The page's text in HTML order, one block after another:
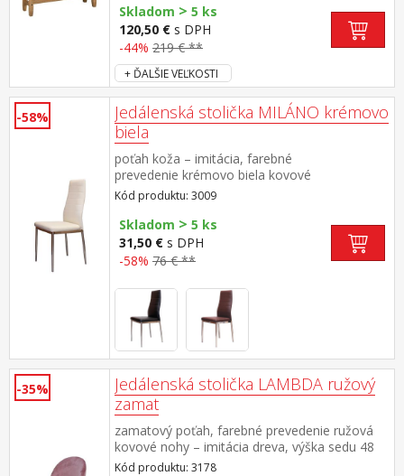
Skladom > 5 ks
120,50 € s DPH
-44% 219 € **
+ ĎALŠIE VEĽKOSTI
-58%
Jedálenská stolička MILÁNO krémovo
biela
poťah koža – imitácia, farebné
prevedenie krémovo biela kovové
pochrómované nohy, výška sedu 46 cm
Kód produktu: 3009
Skladom > 5 ks
31,50 € s DPH
-58% 76 € **
-35%
Jedálenská stolička LAMBDA ružový
zamat
zamatový poťah, farebné prevedenie ružová
kovové nohy – imitácia dreva, výška sedu 48
cm
Kód produktu: 3178